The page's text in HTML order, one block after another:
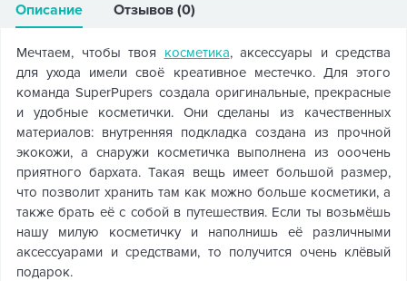
Описание Отзывов (0)
Мечтаем, чтобы твоя косметика, аксессуары и средства
для ухода имели своё креативное местечко. Для этого
команда SuperPupers создала оригинальные, прекрасные
и удобные косметички. Они сделаны из качественных
материалов: внутренняя подкладка создана из прочной
экокожи, а снаружи косметичка выполнена из ооочень
приятного бархата. Такая вещь имеет большой размер,
что позволит хранить там как можно больше косметики, а
также брать её с собой в путешествия. Если ты возьмёшь
нашу милую косметичку и наполнишь её различными
аксессуарами и средствами, то получится очень клёвый
подарок.